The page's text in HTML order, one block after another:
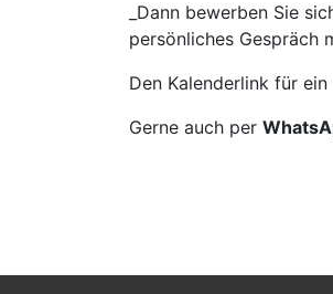
_Dann bewerben Sie
persönliches Gespräch
Den Kalenderlink für
Gerne auch per